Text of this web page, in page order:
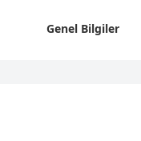
Genel Bilgiler